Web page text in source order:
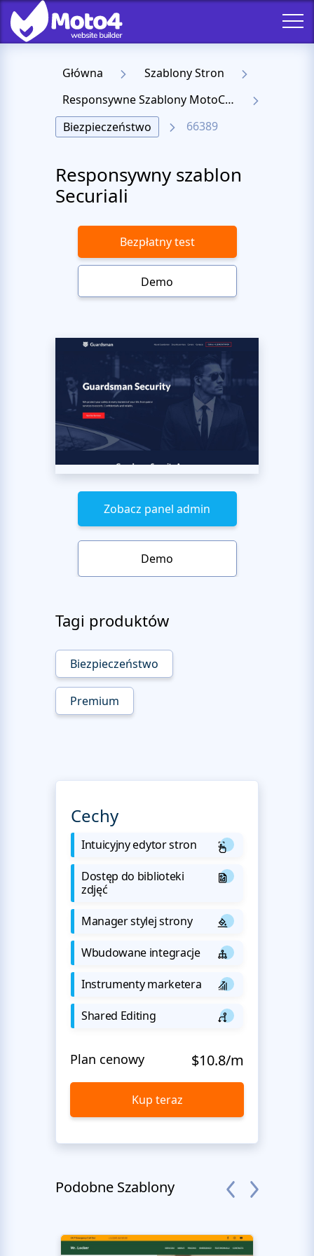
Główna
Szablony Stron
Responsywne Szablony MotoCMS 3
Biezpieczeństwo
66389
Responsywny szablon
Securiali
Bezpłatny test
Demo
Zobacz panel admin
Demo
Tagi produktów
Biezpieczeństwo
Premium
Cechy
Intuicyjny edytor stron
Dostęp do biblioteki
zdjęć
Manager stylej strony
Wbudowane integracje
Instrumenty marketera
Shared Editing
Plan cenowy $10.8/m
Kup teraz
Podobne Szablony